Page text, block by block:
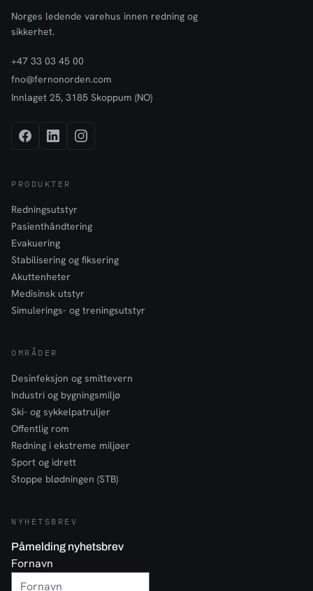
Norges ledende varehus innen redning og
sikkerhet.
+47 33 03 45 00
fno@fernonorden.com
Innlaget 25, 3185 Skoppum (NO)
PRODUKTER
Redningsutstyr
Pasienthåndtering
Evakuering
Stabilisering og fiksering
Akuttenheter
Medisinsk utstyr
Simulerings- og treningsutstyr
OMRÅDER
Desinfeksjon og smittevern
Industri og bygningsmiljø
Ski- og sykkelpatruljer
Offentlig rom
Redning i ekstreme miljøer
Sport og idrett
Stoppe blødningen (STB)
NYHETSBREV
Påmelding nyhetsbrev
Fornavn